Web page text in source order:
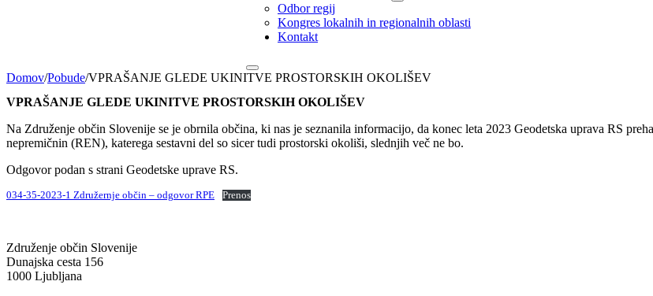
Odbor regij
Kongres lokalnih in regionalnih oblasti
Kontakt
Domov/Pobude/VPRAŠANJE GLEDE UKINITVE PROSTORSKIH OKOLIŠEV
VPRAŠANJE GLEDE UKINITVE PROSTORSKIH OKOLIŠEV
Na Združenje občin Slovenije se je obrnila občina, ki nas je seznanila informacijo, da konec leta 2023 Geodetska uprava RS
nepremičnin (REN), katerega sestavni del so sicer tudi prostorski okoliši, slednjih več ne bo.
Odgovor podan s strani Geodetske uprave RS.
034-35-2023-1 Združernje občin – odgovor RPE Prenos
Združenje občin Slovenije
Dunajska cesta 156
1000 Ljubljana